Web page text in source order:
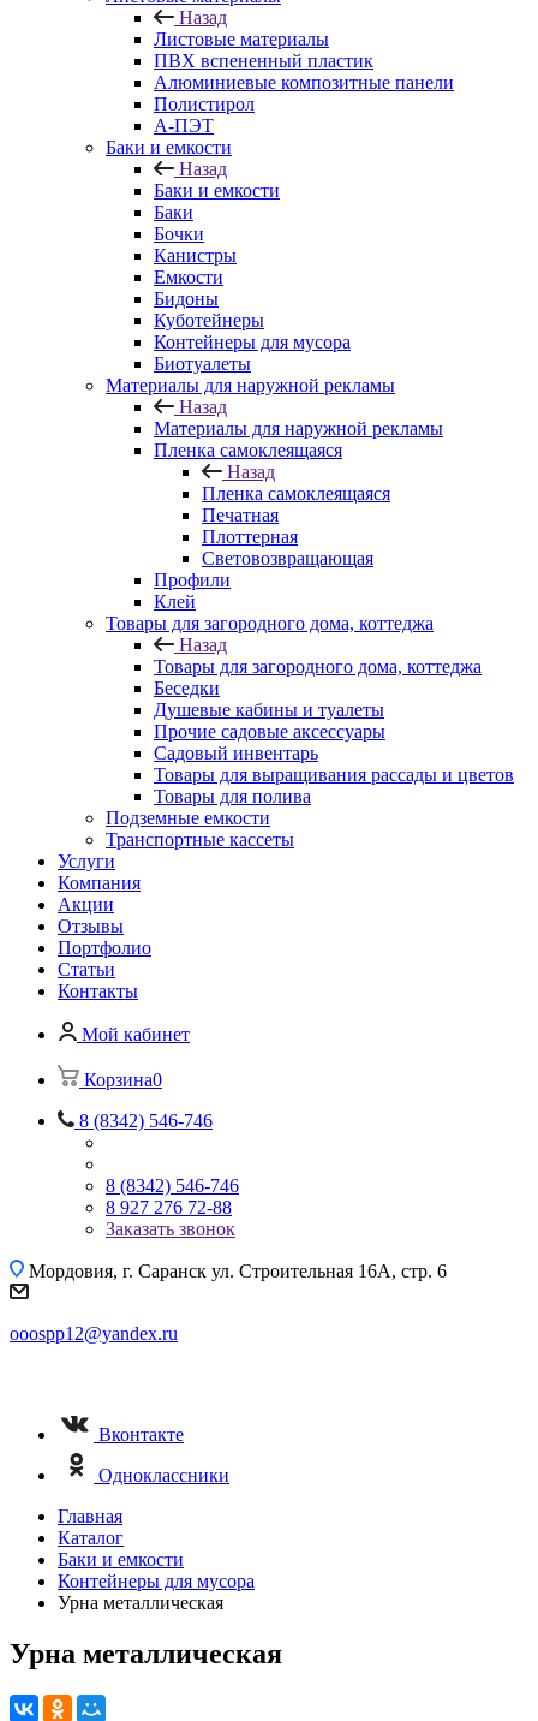
Назад
Листовые материалы
ПВХ вспененный пластик
Алюминиевые композитные панели
Полистирол
А-ПЭТ
Баки и емкости
Назад
Баки и емкости
Баки
Бочки
Канистры
Емкости
Бидоны
Куботейнеры
Контейнеры для мусора
Биотуалеты
Материалы для наружной рекламы
Назад
Материалы для наружной рекламы
Пленка самоклеящаяся
Назад
Пленка самоклеящаяся
Печатная
Плоттерная
Световозвращающая
Профили
Клей
Товары для загородного дома, коттеджа
Назад
Товары для загородного дома, коттеджа
Беседки
Душевые кабины и туалеты
Прочие садовые аксессуары
Садовый инвентарь
Товары для выращивания рассады и цветов
Товары для полива
Подземные емкости
Транспортные кассеты
Услуги
Компания
Акции
Отзывы
Портфолио
Статьи
Контакты
Мой кабинет
Корзина0
8 (8342) 546-746
8 (8342) 546-746
8 927 276 72-88
Заказать звонок
Мордовия, г. Саранск ул. Строительная 16A, стр. 6
ooospp12@yandex.ru
Вконтакте
Одноклассники
Главная
Каталог
Баки и емкости
Контейнеры для мусора
Урна металлическая
Урна металлическая